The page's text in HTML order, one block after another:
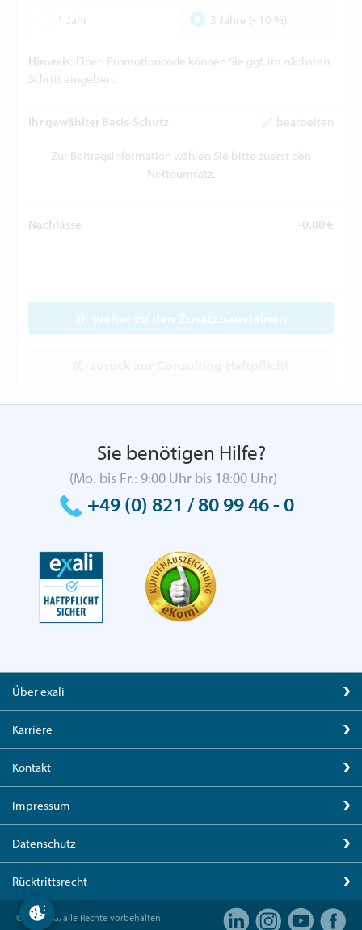
1 Jahr 3 Jahre (- 10 %)
Hinweis: Einen Promotioncode können Sie ggf. im nächsten
Schritt eingeben.
Ihr gewählter Basis-Schutz bearbeiten
Zur Beitragsinformation wählen Sie bitte zuerst den
Nettoumsatz.
Nachlässe -0,00 €
weiter zu den Zusatzbausteinen
Sie benötigen Hilfe?
(Mo. bis Fr.: 9:00 Uhr bis 18:00 Uhr)
+49 (0) 821 / 80 99 46 - 0
Über exali
Karriere
Kontakt
Impressum
Datenschutz
Rücktrittsrecht
© exali AG, alle Rechte vorbehalten